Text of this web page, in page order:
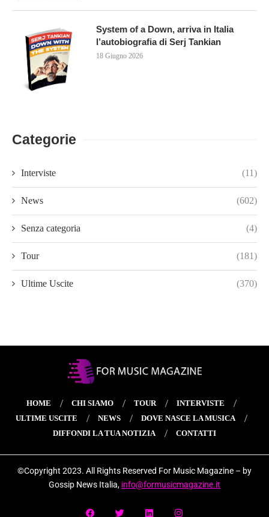
System of a Down, arriva in Italia
l’autobiografia di Serj Tankian
18 Giugno 2026
Categorie
Interviste (11)
News (602)
Senza categoria (4)
Tour (181)
Ultime Uscite (370)
HOME CHI SIAMO TOUR
INTERVISTE
ULTIME USCITE
NEWS
DOVE NASCE LA MUSICA
DIFFONDI LA TUA NOTIZIA
CONTATTI
©Copyright 2023. All Rights Reserved For Music Magazine – by
Gossip News Italia, info@formusicmagazine.it